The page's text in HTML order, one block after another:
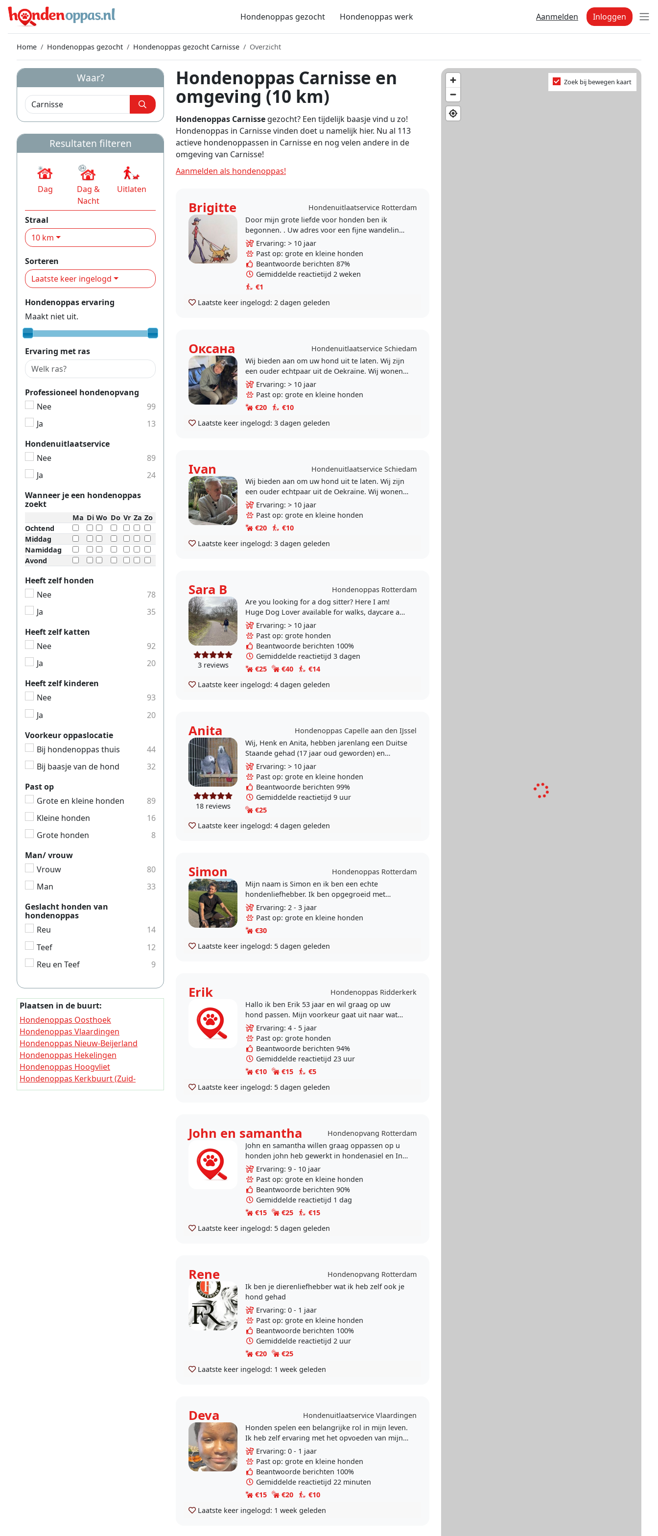
Hondenoppas gezocht Hondenoppas werk Aanmelden Inloggen
Home Hondenoppas gezocht Hondenoppas gezocht Carnisse Overzicht
Hondenoppas Carnisse en
omgeving (10 km)
Hondenoppas Carnisse gezocht? Een tijdelijk baasje vind u zo!
Hondenoppas in Carnisse vinden doet u namelijk hier. Nu al 113
actieve hondenoppassen in Carnisse en nog velen andere in de
omgeving van Carnisse!
Aanmelden als hondenoppas!
Brigitte
Hondenuitlaatservice Rotterdam
Door mijn grote liefde voor honden ben ik
begonnen. . Uw adres voor een fijne wandeling.
Met tijd en aandacht zoals uw hond het .nodig..
Ervaring: > 10 jaar
Past op: grote en kleine honden
Beantwoorde berichten 87%
Gemiddelde reactietijd 2 weken
€1
Laatste keer ingelogd: 2 dagen geleden
Оксана
Hondenuitlaatservice Schiedam
Wij bieden aan om uw hond uit te laten. Wij zijn
een ouder echtpaar uit de Oekraïne. Wij wonen
in Schiedam. Wij zullen uw huisdier met zorg
en..
Ervaring: > 10 jaar
Past op: grote en kleine honden
€20
€10
Laatste keer ingelogd: 3 dagen geleden
Ivan
Hondenuitlaatservice Schiedam
Wij bieden aan om uw hond uit te laten. Wij zijn
een ouder echtpaar uit de Oekraïne. Wij wonen
in Schiedam. Wij zullen uw huisdier met zorg
en..
Ervaring: > 10 jaar
Past op: grote en kleine honden
€20
€10
Laatste keer ingelogd: 3 dagen geleden
Sara B Hondenoppas Rotterdam
3 reviews
Are you looking for a dog sitter? Here I am!
Huge Dog Lover available for walks, daycare and
overnights at my place. I am flexible and reliable
and..
Ervaring: > 10 jaar
Past op: grote honden
Beantwoorde berichten 100%
Gemiddelde reactietijd 3 dagen
€25
€40
€14
Laatste keer ingelogd: 4 dagen geleden
Anita Hondenoppas Capelle aan den IJssel
18 reviews
Wij, Henk en Anita, hebben jarenlang een Duitse
Staande gehad (17 jaar oud geworden) en
missen toch zo nu en dan een hond om ons
heen. We hebben wel..
Ervaring: > 10 jaar
Past op: grote en kleine honden
Beantwoorde berichten 99%
Gemiddelde reactietijd 9 uur
€25
Laatste keer ingelogd: 4 dagen geleden
Simon
Hondenoppas Rotterdam
Mijn naam is Simon en ik ben een echte
hondenliefhebber. Ik ben opgegroeid met
honden in huis, waardoor de omgang met
honden voor mij heel natuurlijk..
Ervaring: 2 - 3 jaar
Past op: grote en kleine honden
€30
Laatste keer ingelogd: 5 dagen geleden
Erik
Hondenoppas Ridderkerk
Hallo ik ben Erik 53 jaar en wil graag op uw
hond passen. Mijn voorkeur gaat uit naar wat
grotere honden. Heb zelf 11 jaar een rottweiler
gehad waar..
Ervaring: 4 - 5 jaar
Past op: grote honden
Beantwoorde berichten 94%
Gemiddelde reactietijd 23 uur
€10
€15
€5
Laatste keer ingelogd: 5 dagen geleden
John en samantha
Hondenopvang Rotterdam
John en samantha willen graag oppassen op u
honden john heb gewerkt in hondenasiel en In
trainen centrum voor honden en me stief ma
had een..
Ervaring: 9 - 10 jaar
Past op: grote en kleine honden
Beantwoorde berichten 90%
Gemiddelde reactietijd 1 dag
€15
€25
€15
Laatste keer ingelogd: 5 dagen geleden
Rene
Hondenopvang Rotterdam
Ik ben je dierenliefhebber wat ik heb zelf ook je
hond gehad
Ervaring: 0 - 1 jaar
Past op: grote en kleine honden
Beantwoorde berichten 100%
Gemiddelde reactietijd 2 uur
€20
€25
Laatste keer ingelogd: 1 week geleden
Deva
Hondenuitlaatservice Vlaardingen
Honden spelen een belangrijke rol in mijn leven.
Ik heb zelf ervaring met het opvoeden van mijn
eigen twee honden en het uitlaten van honden
van..
Ervaring: 0 - 1 jaar
Past op: grote en kleine honden
Beantwoorde berichten 100%
Gemiddelde reactietijd 22 minuten
€15
€20
€10
Laatste keer ingelogd: 1 week geleden
Zoek bij bewegen kaart
Waar?
Resultaten filteren
Dag
Dag &
Nacht
Uitlaten
Straal
10 km
Sorteren
Laatste keer ingelogd
Hondenoppas ervaring
Maakt niet uit.
Ervaring met ras
Professioneel hondenopvang
Nee
99
Ja
13
Hondenuitlaatservice
Nee
89
Ja
24
Wanneer je een hondenoppas
zoekt
Ma Di Wo Do Vr Za Zo
Ochtend
Middag
Namiddag
Avond
Heeft zelf honden
Nee
78
Ja
35
Heeft zelf katten
Nee
92
Ja
20
Heeft zelf kinderen
Nee
93
Ja
20
Voorkeur oppaslocatie
Bij hondenoppas thuis
44
Bij baasje van de hond
32
Past op
Grote en kleine honden
89
Kleine honden
16
Grote honden
8
Man/ vrouw
Vrouw
80
Man
33
Geslacht honden van
hondenoppas
Reu
14
Teef
12
Reu en Teef
9
Plaatsen in de buurt:
Hondenoppas Oosthoek
Hondenoppas Vlaardingen
Hondenoppas Nieuw-Beijerland
Hondenoppas Hekelingen
Hondenoppas Hoogvliet
Hondenoppas Kerkbuurt (Zuid-
Holland)